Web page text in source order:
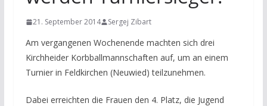
21. September 2014 Sergej Zibart
Am vergangenen Wochenende machten sich drei
Kirchheider Korbballmannschaften auf, um an einem
Turnier in Feldkirchen (Neuwied) teilzunehmen.
Dabei erreichten die Frauen den 4. Platz, die Jugend